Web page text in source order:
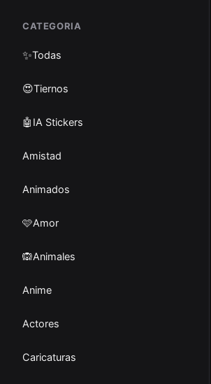
CATEGORIA
✨Todas
😍Tiernos
🤖IA Stickers
Amistad
Animados
🩷Amor
🙉Animales
Anime
Actores
Caricaturas